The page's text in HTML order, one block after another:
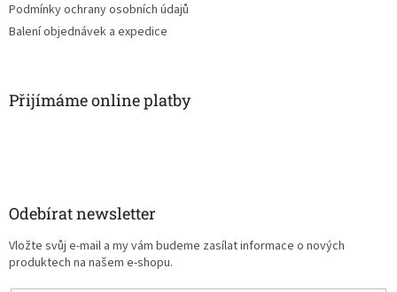
Podmínky ochrany osobních údajů
Balení objednávek a expedice
Přijímáme online platby
Odebírat newsletter
Vložte svůj e-mail a my vám budeme zasílat informace o nových
produktech na našem e-shopu.